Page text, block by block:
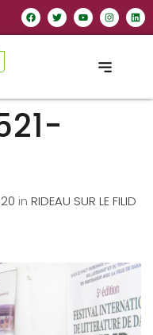
in RIDEAU SUR LE FILID